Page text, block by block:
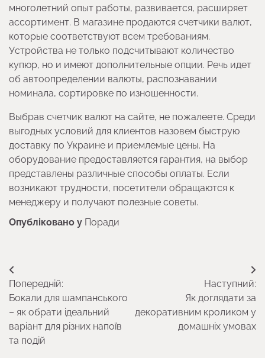
многолетний опыт работы, развивается, расширяет
ассортимент. В магазине продаются счетчики валют,
которые соответствуют всем требованиям.
Устройства не только подсчитывают количество
купюр, но и имеют дополнительные опции. Речь идет
об автоопределении валюты, распознавании
номинала, сортировке по изношенности.
Выбрав счетчик валют на сайте, не пожалеете. Среди
выгодных условий для клиентов назовем быструю
доставку по Украине и приемлемые цены. На
оборудование предоставляется гарантия, на выбор
представлены различные способы оплаты. Если
возникают трудности, посетители обращаются к
менеджеру и получают полезные советы.
Опубліковано у Поради
Навігація
записів
Попередній:
Бокали для шампанського
– як обрати ідеальний
варіант для різних напоїв
та подій
Наступний:
Як доглядати за
декоративним кроликом у
домашніх умовах